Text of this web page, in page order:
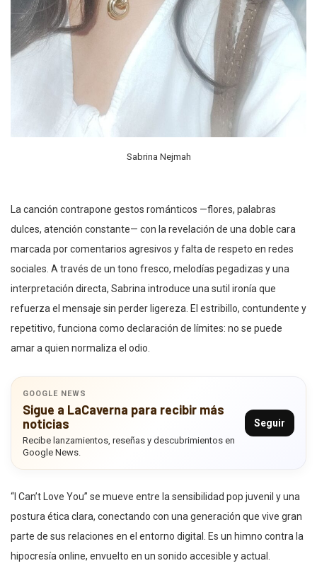
Sabrina Nejmah
La canción contrapone gestos románticos —flores, palabras
dulces, atención constante— con la revelación de una doble cara
marcada por comentarios agresivos y falta de respeto en redes
sociales. A través de un tono fresco, melodías pegadizas y una
interpretación directa, Sabrina introduce una sutil ironía que
refuerza el mensaje sin perder ligereza. El estribillo, contundente y
repetitivo, funciona como declaración de límites: no se puede
amar a quien normaliza el odio.
GOOGLE NEWS
Sigue a LaCaverna para recibir más
noticias
Recibe lanzamientos, reseñas y descubrimientos en
Google News.
Seguir
“I Can’t Love You” se mueve entre la sensibilidad pop juvenil y una
postura ética clara, conectando con una generación que vive gran
parte de sus relaciones en el entorno digital. Es un himno contra la
hipocresía online, envuelto en un sonido accesible y actual.